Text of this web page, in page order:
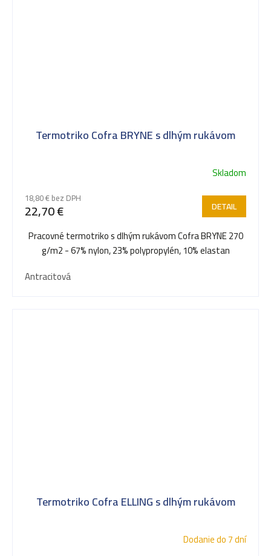
Termotriko Cofra BRYNE s dlhým rukávom
Skladom
18,80 € bez DPH
22,70 € DETAIL
Pracovné termotriko s dlhým rukávom Cofra BRYNE 270
g/m2 - 67% nylon, 23% polypropylén, 10% elastan
Antracitová
Termotriko Cofra ELLING s dlhým rukávom
Dodanie do 7 dní